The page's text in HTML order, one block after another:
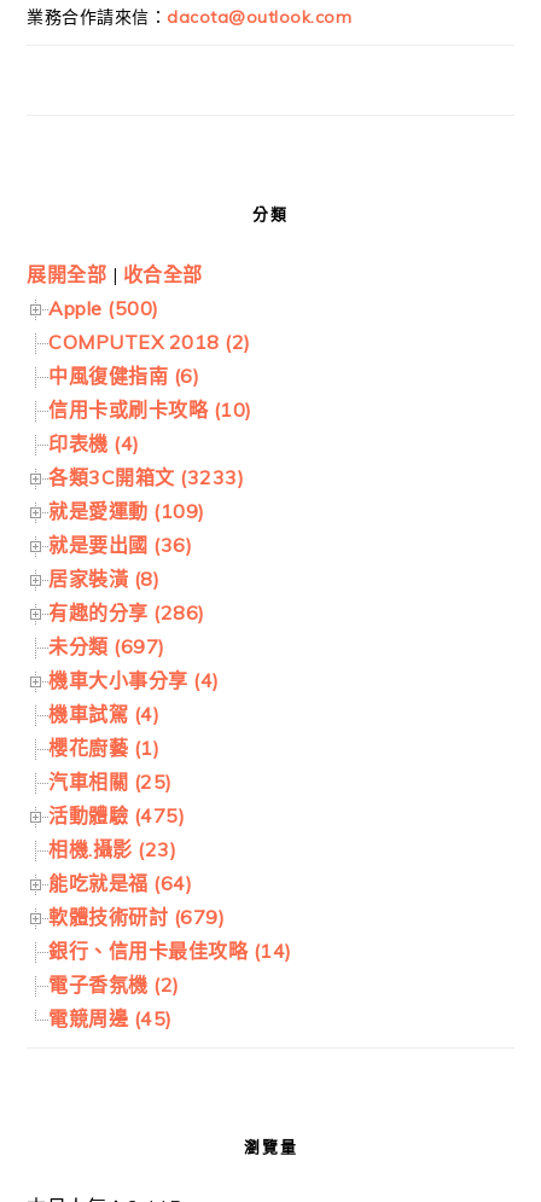
業務合作請來信： dacota@outlook.com
分類
展開全部 | 收合全部
Apple (500)
COMPUTEX 2018 (2)
中風復健指南 (6)
信用卡或刷卡攻略 (10)
印表機 (4)
各類3C開箱文 (3233)
就是愛運動 (109)
就是要出國 (36)
居家裝潢 (8)
有趣的分享 (286)
未分類 (697)
機車大小事分享 (4)
機車試駕 (4)
櫻花廚藝 (1)
汽車相關 (25)
活動體驗 (475)
相機.攝影 (23)
能吃就是福 (64)
軟體技術研討 (679)
銀行、信用卡最佳攻略 (14)
電子香氛機 (2)
電競周邊 (45)
瀏覽量